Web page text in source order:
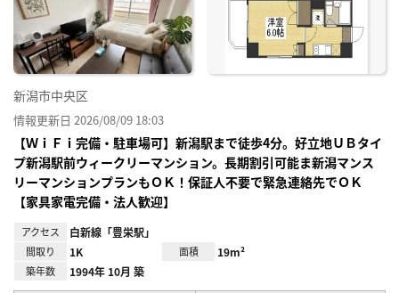
新潟市中央区
情報更新日 2026/08/09 18:03
【ＷｉＦｉ完備・駐車場可】新潟駅まで徒歩4分。好立地ＵＢタイ
プ新潟駅前ウィークリーマンション。長期割引可能ま新潟マンス
リーマンションプランもＯＫ！保証人不要で緊急連絡先でＯＫ
【家具家電完備・法人歓迎】
アクセス 白新線「豊栄駅」
間取り 1K 面積 19m²
築年数 1994年 10月 築